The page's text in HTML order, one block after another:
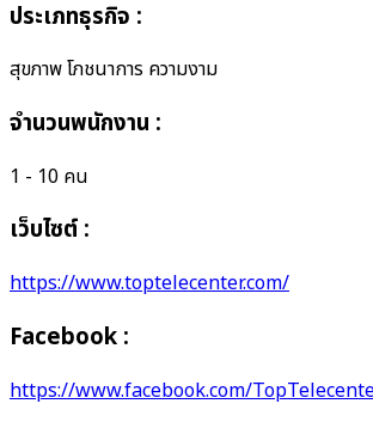
ประเภทธุรกิจ :
สุขภาพ โภชนาการ ความงาม
จำนวนพนักงาน :
1 - 10 คน
เว็บไซต์ :
https://www.toptelecenter.com/
Facebook :
https://www.facebook.com/